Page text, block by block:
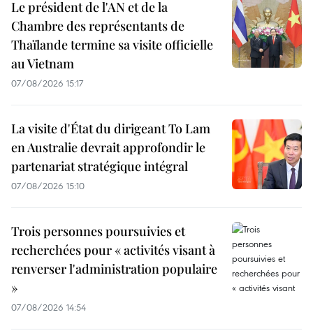
Le président de l'AN et de la
Chambre des représentants de
Thaïlande termine sa visite officielle
au Vietnam
07/08/2026 15:17
La visite d'État du dirigeant To Lam
en Australie devrait approfondir le
partenariat stratégique intégral
07/08/2026 15:10
Trois personnes poursuivies et
recherchées pour « activités visant à
renverser l'administration populaire
»
07/08/2026 14:54